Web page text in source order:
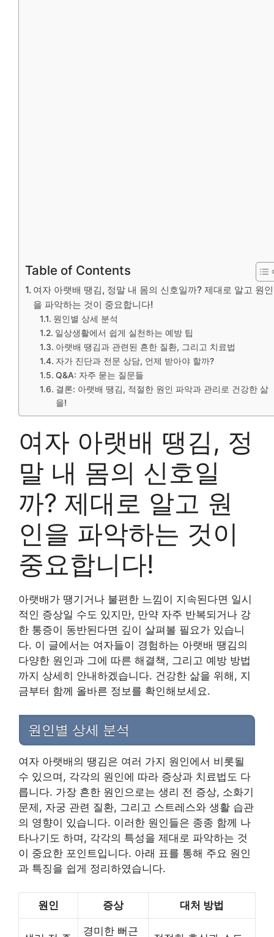
Table of Contents
여자 아랫배 땡김, 정말 내 몸의 신호일까? 제대로 알고 원인
을 파악하는 것이 중요합니다!
원인별 상세 분석
일상생활에서 쉽게 실천하는 예방 팁
아랫배 땡김과 관련된 흔한 질환, 그리고 치료법
자가 진단과 전문 상담, 언제 받아야 할까?
Q&A: 자주 묻는 질문들
결론: 아랫배 땡김, 적절한 원인 파악과 관리로 건강한 삶
을!
여자 아랫배 땡김, 정
말 내 몸의 신호일
까? 제대로 알고 원
인을 파악하는 것이
중요합니다!
아랫배가 땡기거나 불편한 느낌이 지속된다면 일시
적인 증상일 수도 있지만, 만약 자주 반복되거나 강
한 통증이 동반된다면 깊이 살펴볼 필요가 있습니
다. 이 글에서는 여자들이 경험하는 아랫배 땡김의
다양한 원인과 그에 따른 해결책, 그리고 예방 방법
까지 상세히 안내하겠습니다. 건강한 삶을 위해, 지
금부터 함께 올바른 정보를 확인해보세요.
원인별 상세 분석
여자 아랫배의 땡김은 여러 가지 원인에서 비롯될
수 있으며, 각각의 원인에 따라 증상과 치료법도 다
릅니다. 가장 흔한 원인으로는 생리 전 증상, 소화기
문제, 자궁 관련 질환, 그리고 스트레스와 생활 습관
의 영향이 있습니다. 이러한 원인들은 종종 함께 나
타나기도 하며, 각각의 특성을 제대로 파악하는 것
이 중요한 포인트입니다. 아래 표를 통해 주요 원인
과 특징을 쉽게 정리하였습니다.
원인 증상 대처 방법
경미한 뻐근